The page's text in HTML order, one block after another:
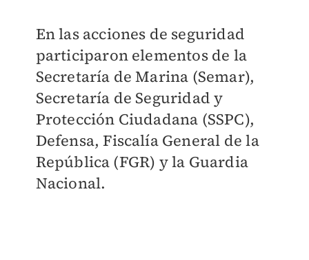
En las acciones de seguridad
participaron elementos de la
Secretaría de Marina (Semar),
Secretaría de Seguridad y
Protección Ciudadana (SSPC),
Defensa, Fiscalía General de la
República (FGR) y la Guardia
Nacional.